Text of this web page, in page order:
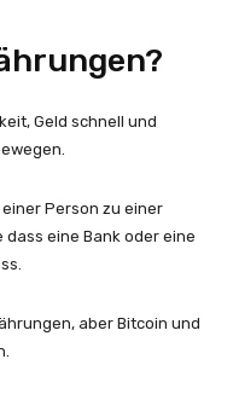
Geld schnell und
Person zu einer
eine Bank oder eine
aber Bitcoin und